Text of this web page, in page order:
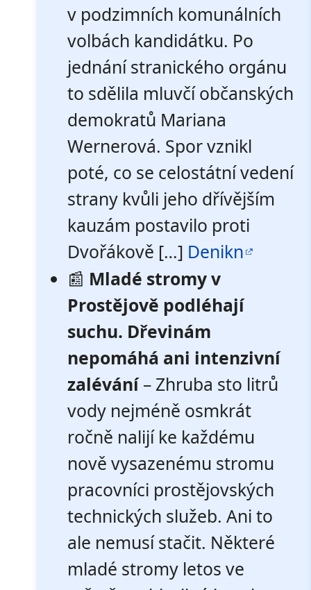
v podzimních komunálních
volbách kandidátku. Po
jednání stranického orgánu
to sdělila mluvčí občanských
demokratů Mariana
Wernerová. Spor vznikl
poté, co se celostátní vedení
strany kvůli jeho dřívějším
kauzám postavilo proti
Dvořákově […] Denikn
📰 Mladé stromy v
Prostějově podléhají
suchu. Dřevinám
nepomáhá ani intenzivní
zalévání– Zhruba sto litrů
vody nejméně osmkrát
ročně nalijí ke každému
nově vysazenému stromu
pracovníci prostějovských
technických služeb. Ani to
ale nemusí stačit. Některé
mladé stromy letos ve